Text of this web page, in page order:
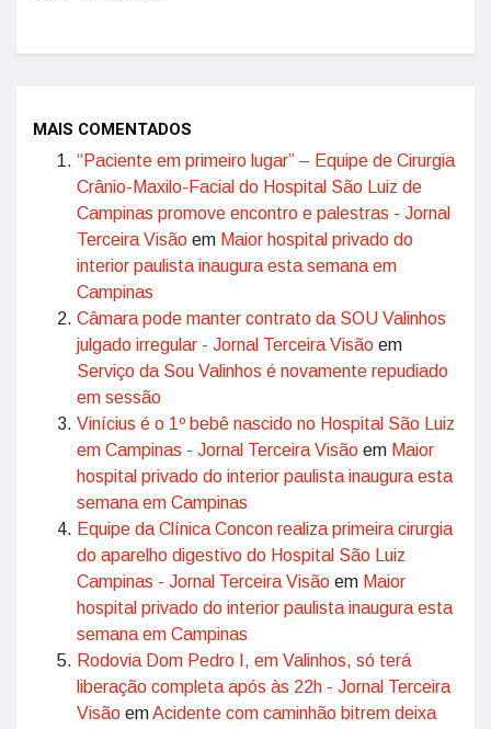
MAIS COMENTADOS
“Paciente em primeiro lugar” – Equipe de Cirurgia
Crânio-Maxilo-Facial do Hospital São Luiz de
Campinas promove encontro e palestras - Jornal
Terceira Visão em Maior hospital privado do
interior paulista inaugura esta semana em
Campinas
Câmara pode manter contrato da SOU Valinhos
julgado irregular - Jornal Terceira Visão em
Serviço da Sou Valinhos é novamente repudiado
em sessão
Vinícius é o 1º bebê nascido no Hospital São Luiz
em Campinas - Jornal Terceira Visão em Maior
hospital privado do interior paulista inaugura esta
semana em Campinas
Equipe da Clínica Concon realiza primeira cirurgia
do aparelho digestivo do Hospital São Luiz
Campinas - Jornal Terceira Visão em Maior
hospital privado do interior paulista inaugura esta
semana em Campinas
Rodovia Dom Pedro I, em Valinhos, só terá
liberação completa após às 22h - Jornal Terceira
Visão emAcidente com caminhão bitrem deixa